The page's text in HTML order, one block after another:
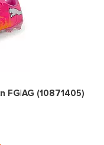
0
FG|AG (10871405)